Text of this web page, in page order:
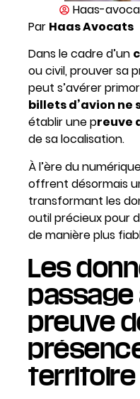
Haas-
Par Haas Avocats
Dans le cadre d’un
ou civil, prouver sa
peut s’avérer
billets d’avion ne
établir une preuve
de sa localisation.
À l’ère du
offrent désormais
transformant les
outil précieux pour
de manière plus
Les
passage
preuve
territoire